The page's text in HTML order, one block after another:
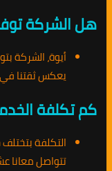
هل الشركة
أيوة، الشركة
يعكس ثقتنا
كم تكلفة
التكلفة
تتواصل معانا